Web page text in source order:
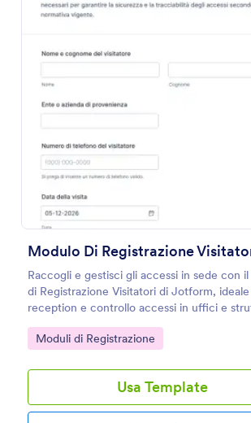
Modulo Di Registrazione
Raccogli e gestisci gli accessi in sede con
di Registrazione Visitatori di Jotform,
reception e controllo accessi in uffici e
che vogliono una raccolta dati ordinata e
consultabile.
Go to Category:
Moduli di Registrazione
Usa Template
per condomìni, aziende ed enti che
Go to Category:
Moduli per Automotive